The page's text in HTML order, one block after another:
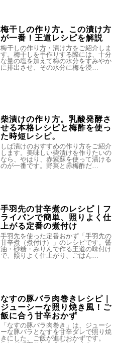
梅干しの作り方。この漬け方
が一番！王道レシピを解説
梅干しの作り方・漬け方をご紹介しま
す。梅干しを手作りする際には、十分
な量の塩を加えて梅の水分をすみやか
に排出させ、その水分に梅を浸…
柴漬けの作り方。乳酸発酵さ
せる本格レシピと梅酢を使っ
た時短レシピ。
しば漬けのおすすめの作り方をご紹介
します。美味しい柴漬けを作りたいの
なら、やはり、赤紫蘇を使って漬ける
のが一番です。野菜と赤梅酢だ…
手羽先の甘辛煮のレシピ｜フ
ライパンで簡単、照りよく仕
上がる定番の煮付け
手羽先を使った定番おかず「手羽先の
甘辛煮（煮付け）」のレシピです。醤
油・砂糖・みりんで作る王道の味付け
で、照りよく仕上がり、ごはん…
なすの豚バラ肉巻きレシピ｜
ジューシーな照り焼き風！ご
飯に合う甘辛おかず
「なすの豚バラ肉巻き」は、ジューシ
ーな豚バラとなすを甘辛ダレで照り焼
きにした、ご飯が進むおかずです。